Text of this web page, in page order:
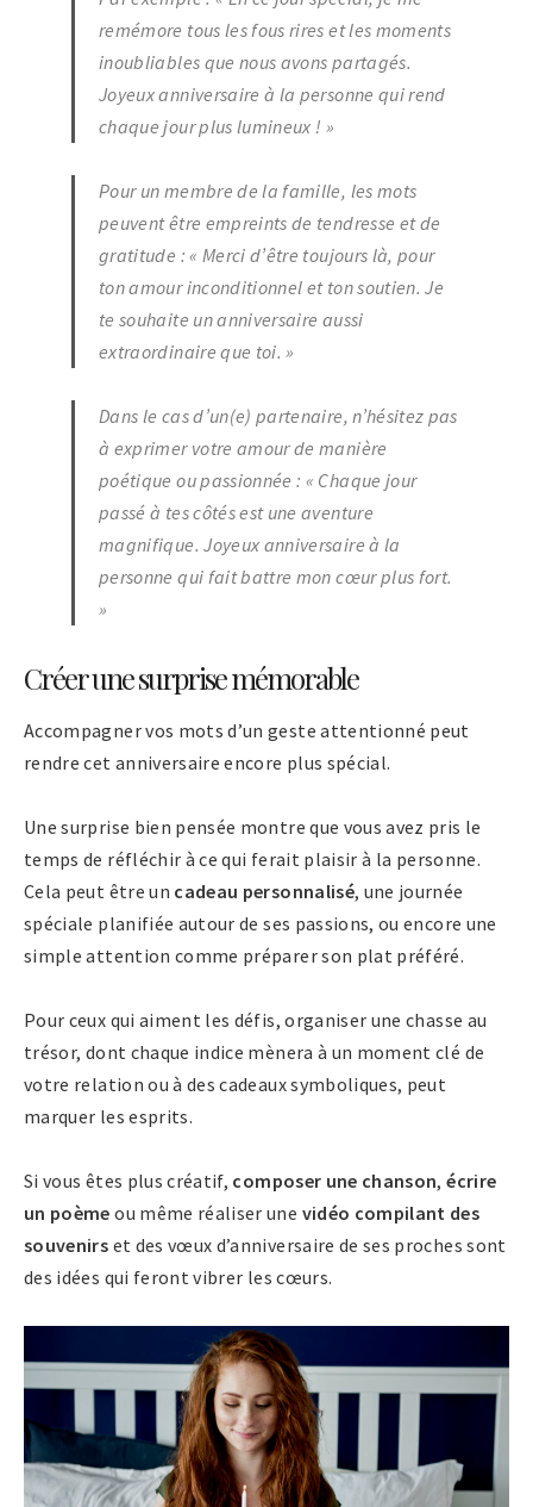
remémore tous les fous rires et les moments
inoubliables que nous avons partagés.
Joyeux anniversaire à la personne qui rend
chaque jour plus lumineux ! »
Pour un membre de la famille, les mots
peuvent être empreints de tendresse et de
gratitude : « Merci d’être toujours là, pour
ton amour inconditionnel et ton soutien. Je
te souhaite un anniversaire aussi
extraordinaire que toi. »
Dans le cas d’un(e) partenaire, n’hésitez pas
à exprimer votre amour de manière
poétique ou passionnée : « Chaque jour
passé à tes côtés est une aventure
magnifique. Joyeux anniversaire à la
personne qui fait battre mon cœur plus fort.
»
Créer une surprise mémorable
Accompagner vos mots d’un geste attentionné peut
rendre cet anniversaire encore plus spécial.
Une surprise bien pensée montre que vous avez pris le
temps de réfléchir à ce qui ferait plaisir à la personne.
Cela peut être un cadeau personnalisé, une journée
spéciale planifiée autour de ses passions, ou encore une
simple attention comme préparer son plat préféré.
Pour ceux qui aiment les défis, organiser une chasse au
trésor, dont chaque indice mènera à un moment clé de
votre relation ou à des cadeaux symboliques, peut
marquer les esprits.
Si vous êtes plus créatif, composer une chanson,écrire
un poème ou même réaliser une vidéo compilant des
souvenirs et des vœux d’anniversaire de ses proches sont
des idées qui feront vibrer les cœurs.